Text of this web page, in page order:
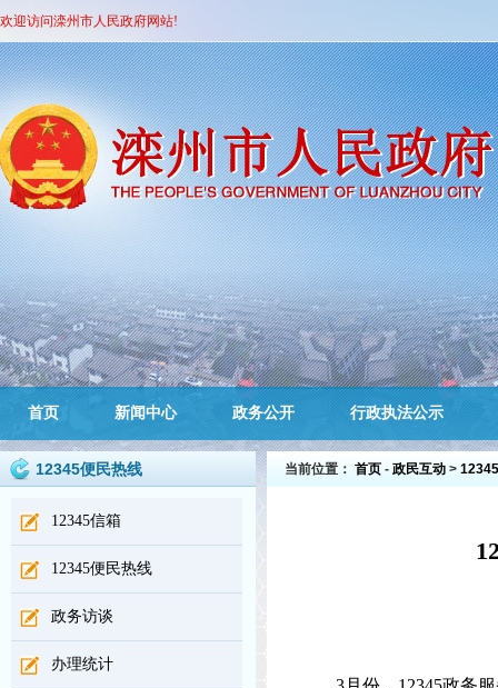
欢迎访问滦州市人民政府网站!
首页 新闻中心 政务公开 行政执法公示
12345便民热线
12345信箱
12345便民热线
政务访谈
办理统计
当前位置： 首页 - 政民互动 >